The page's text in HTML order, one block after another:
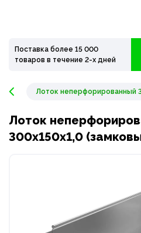
Поставка более 15 000
товаров в течение 2-х дней
Лоток неперфорированный
Лоток
300х150х1,0